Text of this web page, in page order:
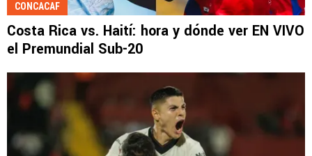
CONCACAF
Costa Rica vs. Haití: hora y dónde ver EN VIVO
el Premundial Sub-20